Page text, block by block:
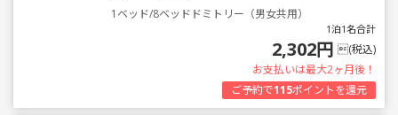
1ベッド/8ベッドドミトリー（男女共用）
1泊1名合計
2,302円 (税込)
お支払いは最大2ヶ月後！
ご予約で115ポイントを還元